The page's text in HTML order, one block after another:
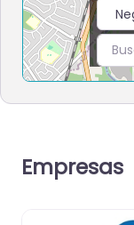
Empresas